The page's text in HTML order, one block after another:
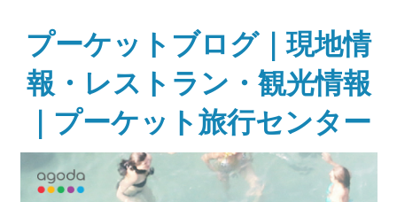
contentプーケットブログ｜現地情
報・レストラン・観光情報
｜プーケット旅行センター
ガ